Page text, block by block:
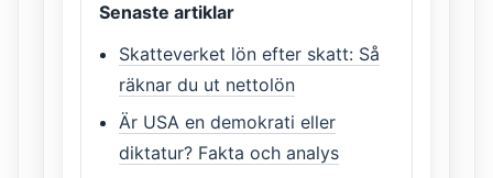
Senaste artiklar
Skatteverket lön efter skatt: Så
räknar du ut nettolön
Är USA en demokrati eller
diktatur? Fakta och analys